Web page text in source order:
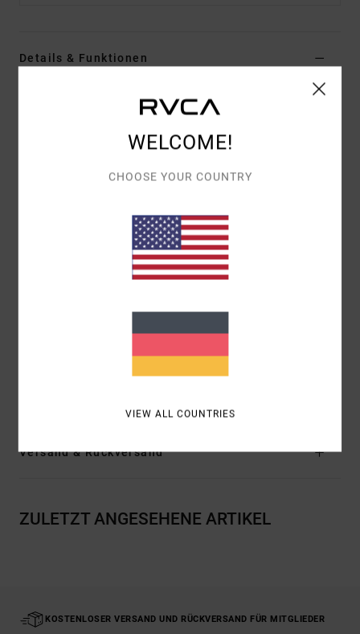
Details & Funktionen
Färbung/Waschung:Pigmentfärbung mit
Kapuzenkragen
Leistentaschen vorne
Pullover-Style
Logo-Stickerei vorne mittig
Versand & Rückversand
ZULETZT ANGESEHENE ARTIKEL
KOSTENLOSER VERSAND UND RÜCKVERSAND FÜR MITGLIEDER
WELCOME!
CHOOSE YOUR COUNTRY
VIEW ALL COUNTRIES